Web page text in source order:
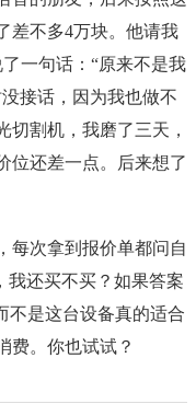
差不多4万块。他请我
一句话：“原来不是我
接话，因为我也做不
切割机，我磨了三天，
位还差一点。后来想了
每次拿到报价单都问自
我还买不买？如果答案
不是这台设备真的适合
费。你也试试？